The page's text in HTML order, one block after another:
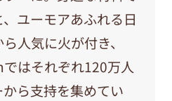
ユーモアあふれる日
人気に火が付き、
はそれぞれ120万人
ら支持を集めてい